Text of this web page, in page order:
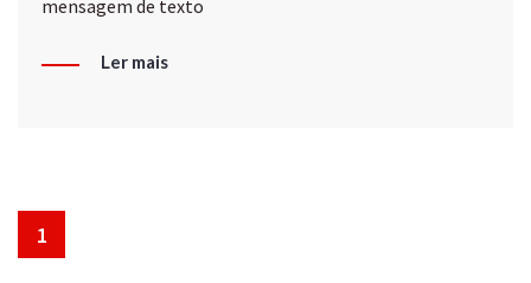
mensagem de texto
Ler mais
1